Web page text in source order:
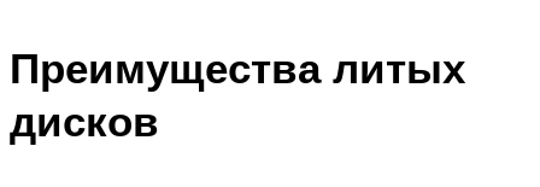
Преимущества литых
дисков